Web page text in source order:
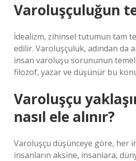
Varoluşçuluğun
İdealizm, zihinsel tutumun tam
edilir. Varoluşçuluk, adından da
insan varoluşu sorununun
filozof, yazar ve düşünür bu
Varoluşçu
nasıl ele alınır?
Varoluşçu düşünceye göre, her
insanların aksine, insanlara,